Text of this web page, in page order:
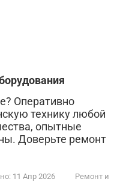
Оперативно
технику любой
опытные
Доверьте ремонт
11 Апр 2026
Ремонт и